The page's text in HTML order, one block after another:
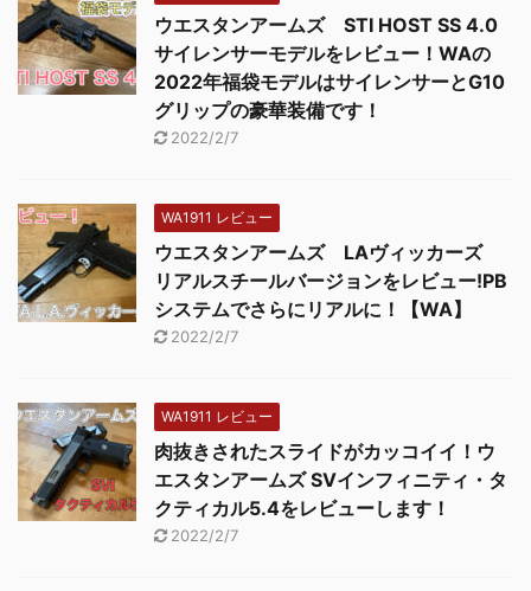
ウエスタンアームズ STI HOST SS 4.0
サイレンサーモデルをレビュー！WAの
2022年福袋モデルはサイレンサーとG10
グリップの豪華装備です！
2022/2/7
WA1911 レビュー
ウエスタンアームズ LAヴィッカーズ
リアルスチールバージョンをレビュー!PB
システムでさらにリアルに！【WA】
2022/2/7
WA1911 レビュー
肉抜きされたスライドがカッコイイ！ウ
エスタンアームズ SVインフィニティ・タ
クティカル5.4をレビューします！
2022/2/7